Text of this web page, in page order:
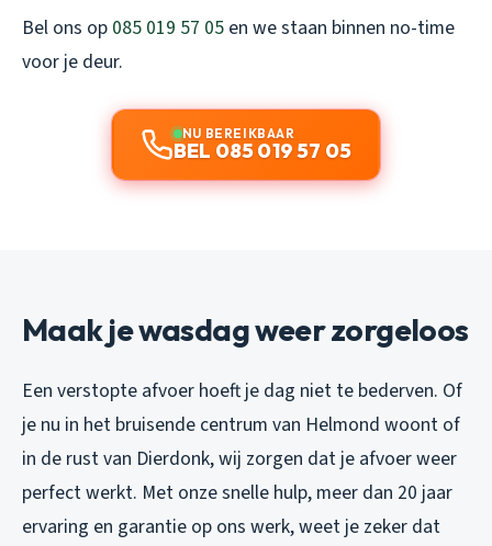
Bel ons op 085 019 57 05 en we staan binnen no-time
voor je deur.
NU BEREIKBAAR
BEL 085 019 57 05
Maak je wasdag weer zorgeloos
Een verstopte afvoer hoeft je dag niet te bederven. Of
je nu in het bruisende centrum van Helmond woont of
in de rust van Dierdonk, wij zorgen dat je afvoer weer
perfect werkt. Met onze snelle hulp, meer dan 20 jaar
ervaring en garantie op ons werk, weet je zeker dat